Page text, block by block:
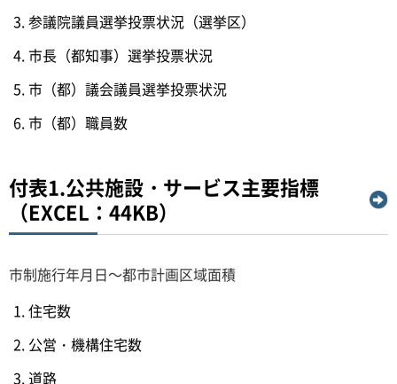
参議院議員選挙投票状況（選挙区）
市長（都知事）選挙投票状況
市（都）議会議員選挙投票状況
市（都）職員数
付表1.公共施設・サービス主要指標
（EXCEL：44KB）
市制施行年月日～都市計画区域面積
住宅数
公営・機構住宅数
道路